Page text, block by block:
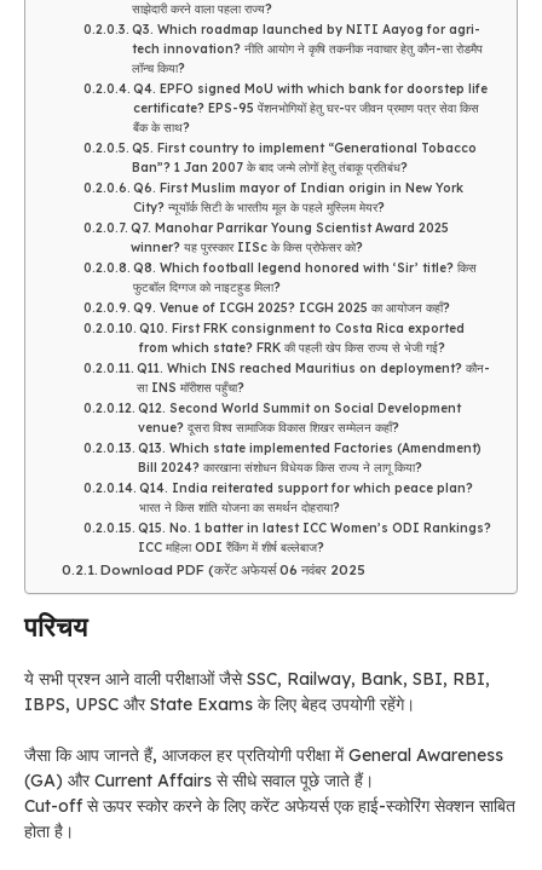
साझेदारी करने वाला पहला राज्य?
Q3. Which roadmap launched by NITI Aayog for agri-
tech innovation? नीति आयोग ने कृषि तकनीक नवाचार हेतु कौन-सा रोडमैप
लॉन्च किया?
Q4. EPFO signed MoU with which bank for doorstep life
certificate? EPS-95 पेंशनभोगियों हेतु घर-पर जीवन प्रमाण पत्र सेवा किस
बैंक के साथ?
Q5. First country to implement “Generational Tobacco
Ban”? 1 Jan 2007 के बाद जन्मे लोगों हेतु तंबाकू प्रतिबंध?
Q6. First Muslim mayor of Indian origin in New York
City? न्यूयॉर्क सिटी के भारतीय मूल के पहले मुस्लिम मेयर?
Q7. Manohar Parrikar Young Scientist Award 2025
winner? यह पुरस्कार IISc के किस प्रोफेसर को?
Q8. Which football legend honored with ‘Sir’ title? किस
फुटबॉल दिग्गज को नाइटहुड मिला?
Q9. Venue of ICGH 2025? ICGH 2025 का आयोजन कहाँ?
Q10. First FRK consignment to Costa Rica exported
from which state? FRK की पहली खेप किस राज्य से भेजी गई?
Q11. Which INS reached Mauritius on deployment? कौन-
सा INS मॉरीशस पहुँचा?
Q12. Second World Summit on Social Development
venue? दूसरा विश्व सामाजिक विकास शिखर सम्मेलन कहाँ?
Q13. Which state implemented Factories (Amendment)
Bill 2024? कारखाना संशोधन विधेयक किस राज्य ने लागू किया?
Q14. India reiterated support for which peace plan?
भारत ने किस शांति योजना का समर्थन दोहराया?
Q15. No. 1 batter in latest ICC Women’s ODI Rankings?
ICC महिला ODI रैंकिंग में शीर्ष बल्लेबाज?
Download PDF (करेंट अफेयर्स 06 नवंबर 2025
परिचय
ये सभी प्रश्न आने वाली परीक्षाओं जैसे SSC, Railway, Bank, SBI, RBI,
IBPS, UPSC और State Exams के लिए बेहद उपयोगी रहेंगे।
जैसा कि आप जानते हैं, आजकल हर प्रतियोगी परीक्षा में General Awareness
(GA) और Current Affairs से सीधे सवाल पूछे जाते हैं।
Cut-off से ऊपर स्कोर करने के लिए करेंट अफेयर्स एक हाई-स्कोरिंग सेक्शन साबित
होता है।